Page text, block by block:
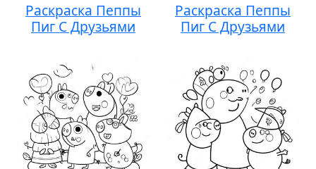
Раскраска Пеппы
Пиг С Друзьями
Раскраска Пеппы
Пиг С Друзьями